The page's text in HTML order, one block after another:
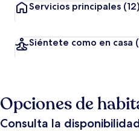
Servicios principales (12)
Siéntete como en casa
Opciones de
Consulta la